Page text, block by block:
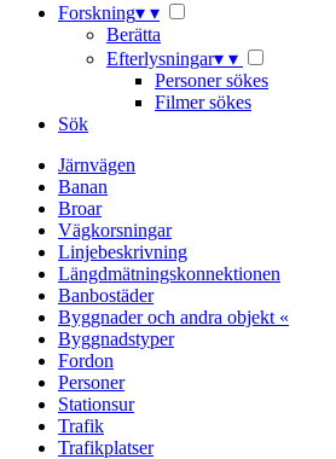
Forskning▾ ▾
Berätta
Efterlysningar▾ ▾
Personer sökes
Filmer sökes
Sök
Järnvägen
Banan
Broar
Vägkorsningar
Linjebeskrivning
Längdmätningskonnektionen
Banbostäder
Byggnader och andra objekt «
Byggnadstyper
Fordon
Personer
Stationsur
Trafik
Trafikplatser